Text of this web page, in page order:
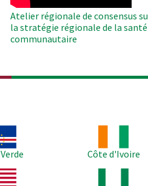
Atelier régionale de consensus
la stratégie régionale de la santé
communautaire
Côte d'Ivoire